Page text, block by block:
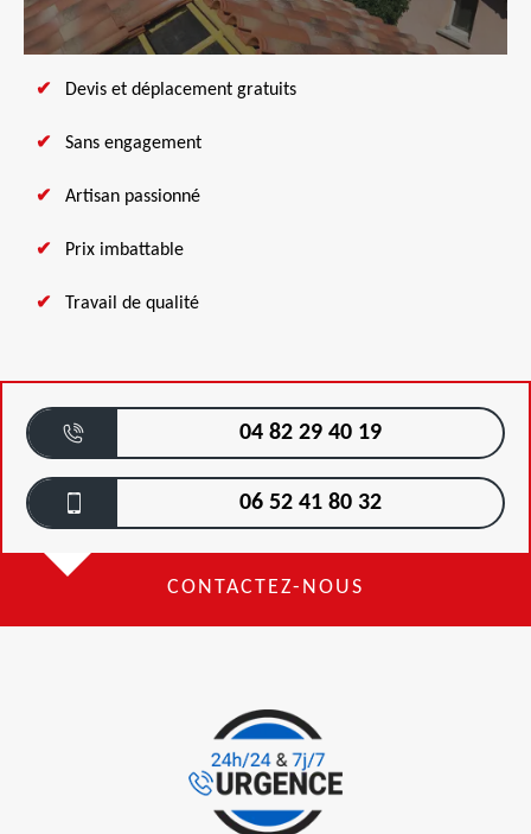
Devis et déplacement gratuits
Sans engagement
Artisan passionné
Prix imbattable
Travail de qualité
04 82 29 40 19
06 52 41 80 32
CONTACTEZ-NOUS